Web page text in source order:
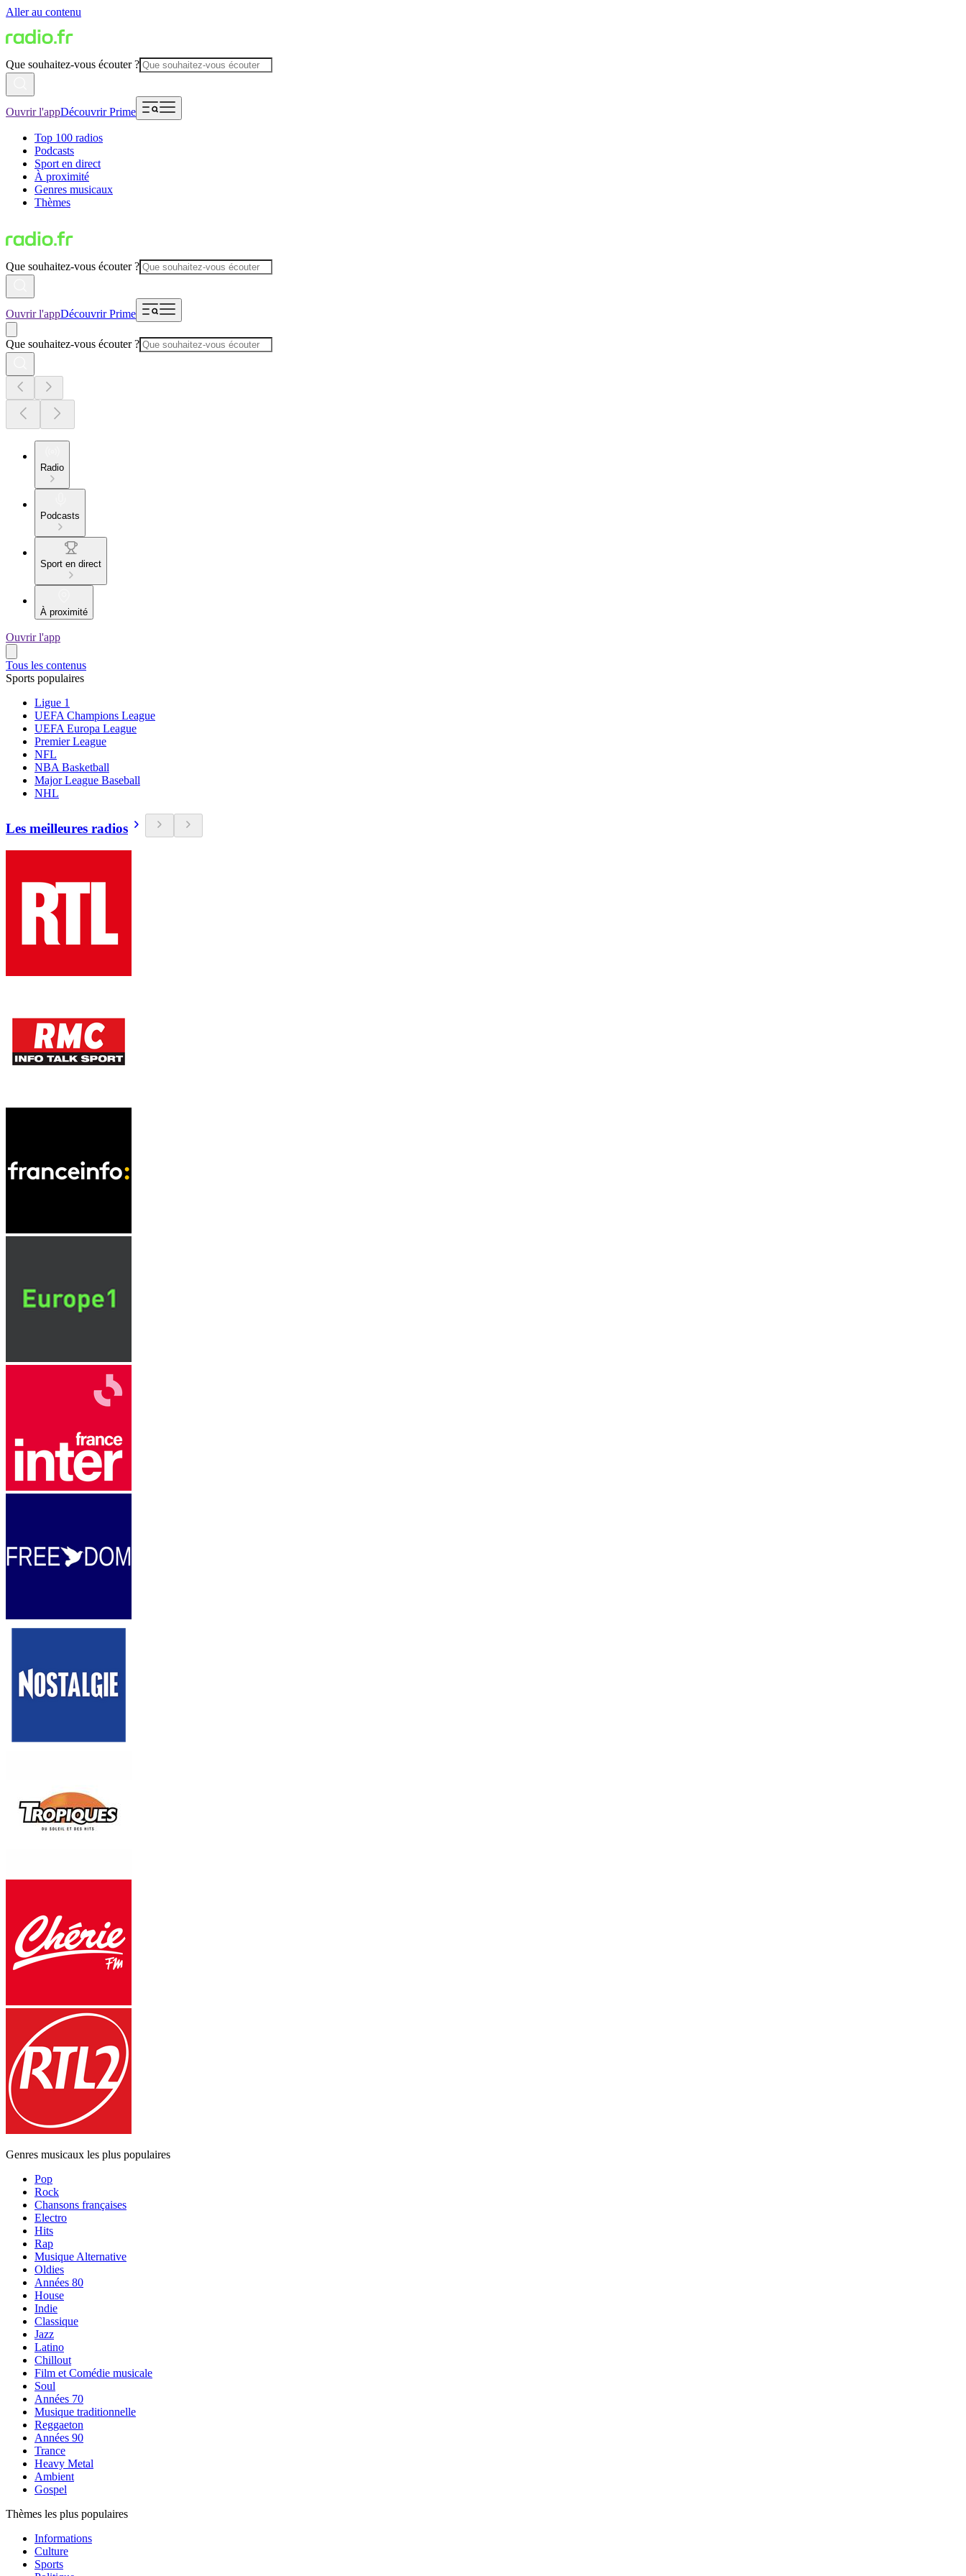
Aller au contenu
Que souhaitez-vous écouter ?
Ouvrir l'appDécouvrir Prime
Top 100 radios
Podcasts
Sport en direct
À proximité
Genres musicaux
Thèmes
Que souhaitez-vous écouter ?
Ouvrir l'appDécouvrir Prime
Que souhaitez-vous écouter ?
Radio
Podcasts
Sport en direct
À proximité
Ouvrir l'app
Tous les contenus
Sports populaires
Ligue 1
UEFA Champions League
UEFA Europa League
Premier League
NFL
NBA Basketball
Major League Baseball
NHL
Les meilleures radios
Genres musicaux les plus populaires
Pop
Rock
Chansons françaises
Electro
Hits
Rap
Musique Alternative
Oldies
Années 80
House
Indie
Classique
Jazz
Latino
Chillout
Film et Comédie musicale
Soul
Années 70
Musique traditionnelle
Reggaeton
Années 90
Trance
Heavy Metal
Ambient
Gospel
Thèmes les plus populaires
Informations
Culture
Sports